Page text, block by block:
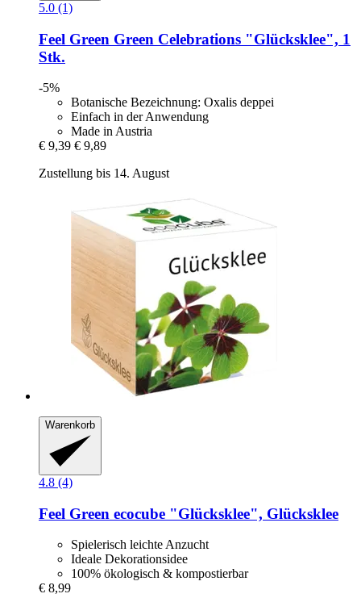
5.0 (1)
Feel Green Green Celebrations "Glücksklee", 1
Stk.
-5%
Botanische Bezeichnung: Oxalis deppei
Einfach in der Anwendung
Made in Austria
€ 9,39 € 9,89
Zustellung bis 14. August
Warenkorb
4.8 (4)
Feel Green ecocube "Glücksklee", Glücksklee
Spielerisch leichte Anzucht
Ideale Dekorationsidee
100% ökologisch & kompostierbar
€ 8,99